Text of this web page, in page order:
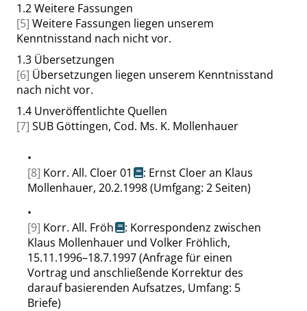
1.2Weitere Fassungen
[5] Weitere Fassungen liegen unserem
Kenntnisstand nach nicht vor.
1.3 Übersetzungen
[6] Übersetzungen liegen unserem Kenntnisstand
nach nicht vor.
1.4 Unveröffentlichte Quellen
[7] SUB Göttingen, Cod. Ms. K. Mollenhauer
•
[8] Korr. All. Cloer 01
: Ernst Cloer an Klaus
Mollenhauer, 20.2.1998 (Umfgang: 2 Seiten)
•
[9] Korr. All. Fröh
: Korrespondenz zwischen
Klaus Mollenhauer und Volker Fröhlich,
15.11.1996–18.7.1997 (Anfrage für einen
Vortrag und anschließende Korrektur des
darauf basierenden Aufsatzes, Umfang: 5
Briefe)